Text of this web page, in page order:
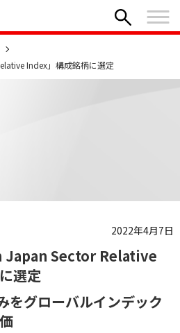
Index」構成銘柄に選定
2022年4月7日
Japan Sector Relative
選定
をグローバルインデック